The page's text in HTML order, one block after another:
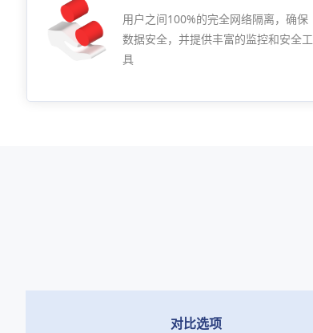
用户之间100%的完全网络隔离，确保
数据安全，并提供丰富的监控和安全工
具
对比选项